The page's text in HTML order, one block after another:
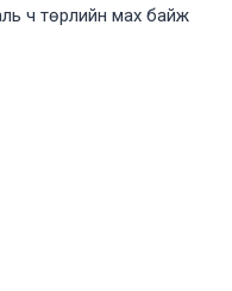
ч төрлийн мах байж